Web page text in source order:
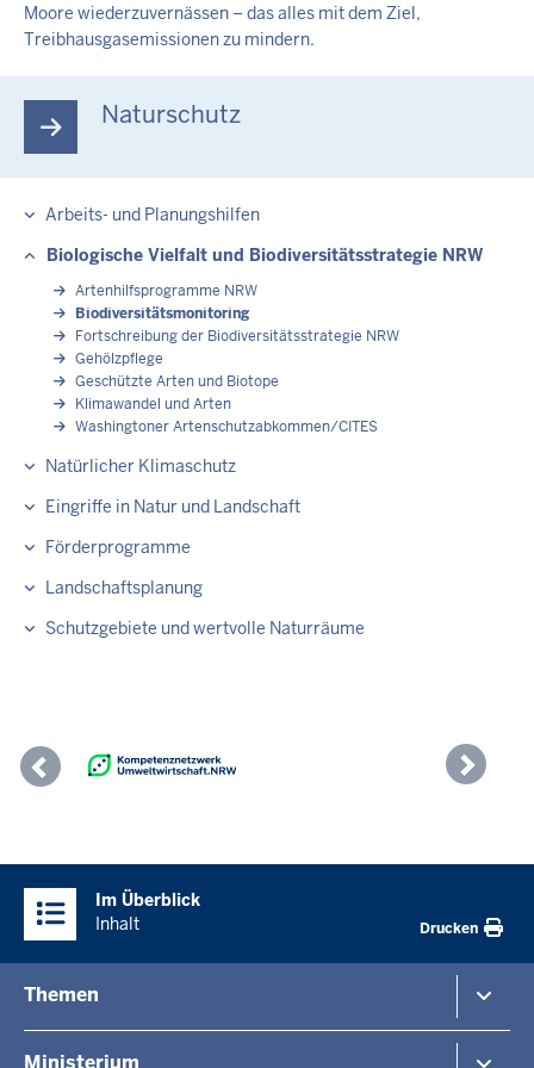
Moore wiederzuvernässen – das alles mit dem Ziel,
Treibhausgasemissionen zu mindern.
Naturschutz
Arbeits- und Planungshilfen
Biologische Vielfalt und Biodiversitätsstrategie NRW
Artenhilfsprogramme NRW
Biodiversitätsmonitoring
Fortschreibung der Biodiversitätsstrategie NRW
Gehölzpflege
Geschützte Arten und Biotope
Klimawandel und Arten
Washingtoner Artenschutzabkommen/CITES
Natürlicher Klimaschutz
Eingriffe in Natur und Landschaft
Förderprogramme
Landschaftsplanung
Schutzgebiete und wertvolle Naturräume
Previous
Inhalte
Im Überblick
Inhalt
Drucken
in
der
Themen
Ministerium